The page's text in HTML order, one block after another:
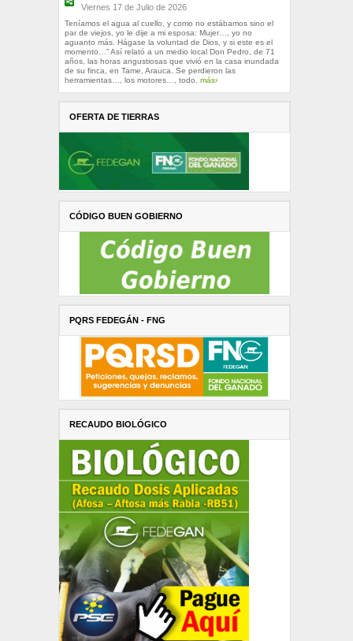
Viernes 17 de Julio de 2026
Teníamos el agua al cuello, y como no estábamos sino el
par de viejos, yo le dije a mi esposa: Mujer…, yo no
aguanto más. Hágase la voluntad de Dios, y si este es el
momento…” Así relató a un medio local Don Pedro, de 71
años, las horas angustiosas que vivió en la casa inundada
de su finca, en Tame, Arauca. Se perdieron las
herramientas…, los motores…, todo. más›
OFERTA DE TIERRAS
CÓDIGO BUEN GOBIERNO
PQRS FEDEGÁN - FNG
RECAUDO BIOLÓGICO